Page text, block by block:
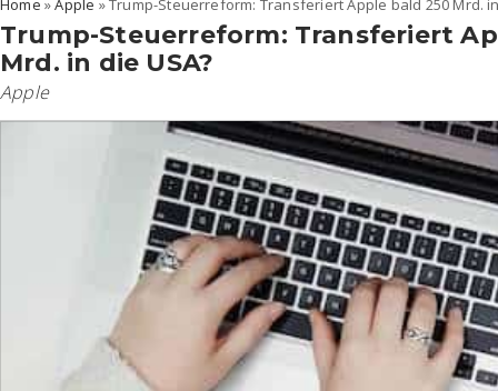
Home »Apple »Trump-Steuerreform: Transferiert Apple bald 250 Mrd.
Trump-Steuerreform: Transferiert
Mrd. in die USA?
Apple